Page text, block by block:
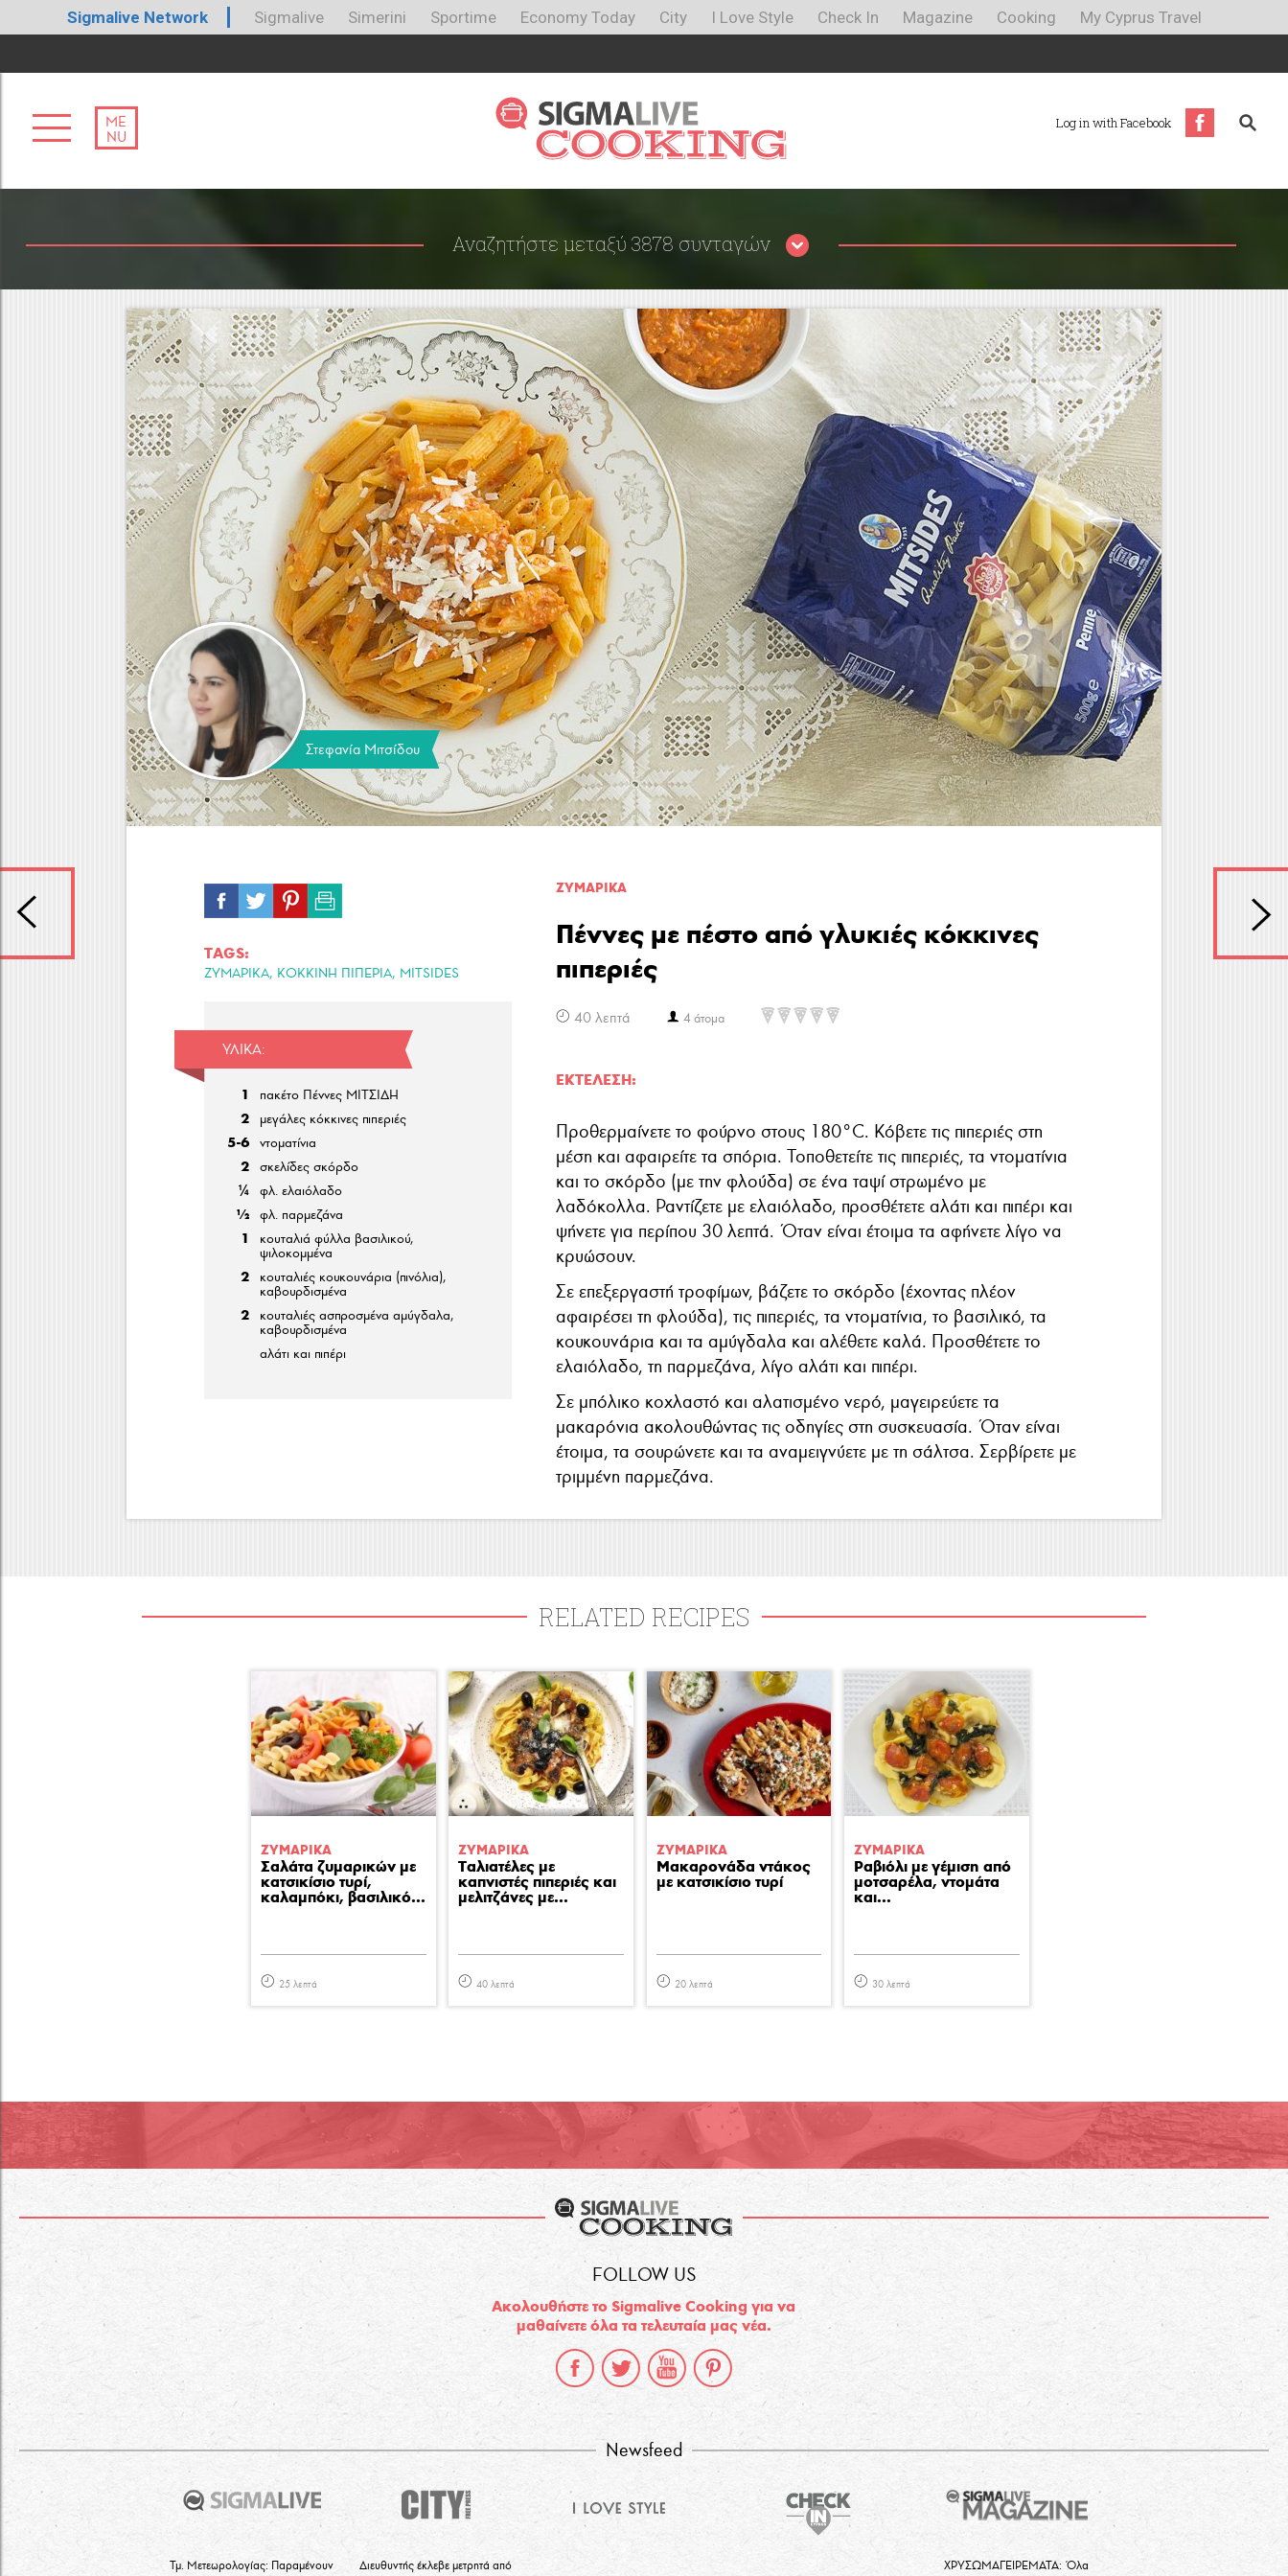
Sigmalive Network Sigmalive Simerini Sportime Economy Today City I Love Style Check In Magazine Cooking My Cyprus Travel
ME
NU
Log in with Facebook
Αναζητήστε μεταξύ 3878 συνταγών
Περιορίστε τα αποτελέσματα
αναζήτησης επιλέγοντας κατηγορίες:
Κρέας Πουλερικά Θαλασσινά Λαχανικά Ζυμαρικά Γλυκά
Στεφανία Μιτσίδου
TAGS:
ΖΥΜΑΡΙΚΑ, ΚΟΚΚΙΝΗ ΠΙΠΕΡΙΑ, MITSIDES
ΥΛΙΚΆ:
1 πακέτο Πέννες ΜΙΤΣΙΔΗ
2 μεγάλες κόκκινες πιπεριές
5-6 ντοματίνια
2 σκελίδες σκόρδο
¼ φλ. ελαιόλαδο
½ φλ. παρμεζάνα
1
κουταλιά φύλλα βασιλικού,
ψιλοκομμένα
2
κουταλιές κουκουνάρια (πινόλια),
καβουρδισμένα
2
κουταλιές ασπροσμένα αμύγδαλα,
καβουρδισμένα
αλάτι και πιπέρι
ΖΥΜΑΡΙΚA
Πέννες με πέστο από γλυκιές κόκκινες
πιπεριές
40 λεπτά 4 άτομα
ΕΚΤΈΛΕΣΗ:
Προθερμαίνετε το φούρνο στους 180°C. Κόβετε τις πιπεριές στη
μέση και αφαιρείτε τα σπόρια. Τοποθετείτε τις πιπεριές, τα ντοματίνια
και το σκόρδο (με την φλούδα) σε ένα ταψί στρωμένο με
λαδόκολλα. Ραντίζετε με ελαιόλαδο, προσθέτετε αλάτι και πιπέρι και
ψήνετε για περίπου 30 λεπτά. Όταν είναι έτοιμα τα αφήνετε λίγο να
κρυώσουν.
Σε επεξεργαστή τροφίμων, βάζετε το σκόρδο (έχοντας πλέον
αφαιρέσει τη φλούδα), τις πιπεριές, τα ντοματίνια, το βασιλικό, τα
κουκουνάρια και τα αμύγδαλα και αλέθετε καλά. Προσθέτετε το
ελαιόλαδο, τη παρμεζάνα, λίγο αλάτι και πιπέρι.
Σε μπόλικο κοχλαστό και αλατισμένο νερό, μαγειρεύετε τα
μακαρόνια ακολουθώντας τις οδηγίες στη συσκευασία. Όταν είναι
έτοιμα, τα σουρώνετε και τα αναμειγνύετε με τη σάλτσα. Σερβίρετε με
τριμμένη παρμεζάνα.
RELATED RECIPES
ΖΥΜΑΡΙΚA
Σαλάτα ζυμαρικών με
κατσικίσιο τυρί,
καλαμπόκι, βασιλικό...
25 λεπτά
ΖΥΜΑΡΙΚA
Ταλιατέλες με
καπνιστές πιπεριές και
μελιτζάνες με...
40 λεπτά
ΖΥΜΑΡΙΚA
Μακαρονάδα ντάκος
με κατσικίσιο τυρί
20 λεπτά
ΖΥΜΑΡΙΚA
Ραβιόλι με γέμιση από
μοτσαρέλα, ντομάτα
και...
30 λεπτά
FOLLOW US
Ακολουθήστε το Sigmalive Cooking για να
μαθαίνετε όλα τα τελευταία μας νέα.
Newsfeed
Τμ. Μετεωρολογίας: Παραμένουν
Διευθυντής έκλεβε μετρητά από
ΧΡΥΣΩΜΑΓΕΙΡΕΜΑΤΑ: Όλα